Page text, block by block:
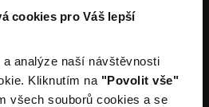
cookies pro Váš lepší
analýze naší návštěvnosti
Kliknutím na "Povolit vše"
všech souborů cookies a se
Společnost
Louda Auto+ Poděbrady
Obytné vozy
Novinky